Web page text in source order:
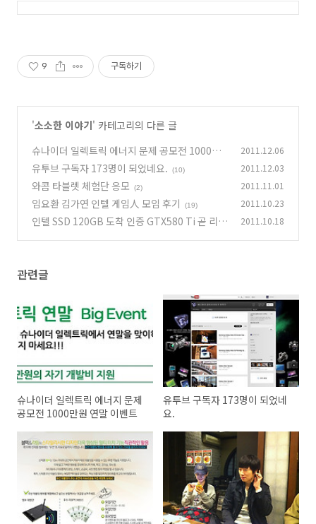
9 구독하기
'소소한 이야기' 카테고리의 다른 글
슈나이더 일렉트릭 에너지 문제 공모전 1000만
원 연말 이벤트
(7)
2011.12.06
유투브 구독자 173명이 되었네요. (10) 2011.12.03
와콤 타블렛 체험단 응모 (2) 2011.11.01
임요환 김가연 인텔 게임人 모임 후기 (19) 2011.10.23
인텔 SSD 120GB 도착 인증 GTX580 Ti 곧 리뷰
2011.10.18
관련글
슈나이더 일렉트릭 에너지 문제
공모전 1000만원 연말 이벤트
유투브 구독자 173명이 되었네
요.